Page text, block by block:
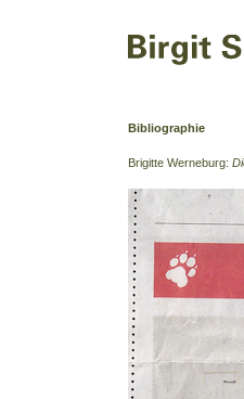
Bibliographie
Brigitte Werneburg: